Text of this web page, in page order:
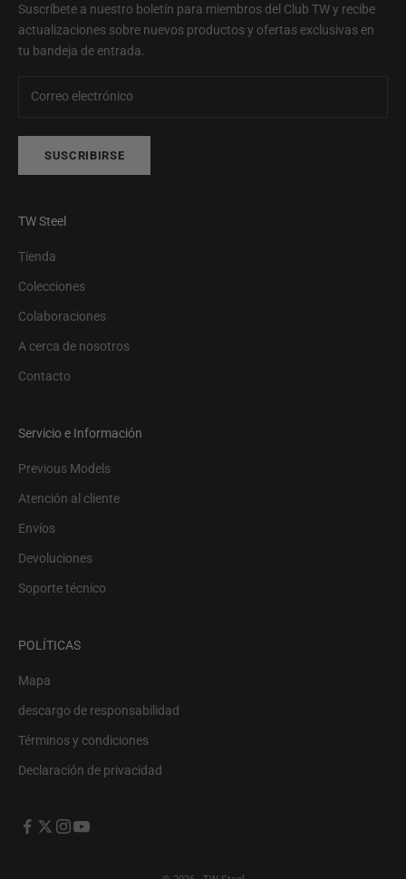
Suscríbete a nuestro boletín para miembros del Club TW y recibe
actualizaciones sobre nuevos productos y ofertas exclusivas en
tu bandeja de entrada.
SUSCRIBIRSE
TW Steel
Tienda
Colecciones
Colaboraciones
A cerca de nosotros
Contacto
Servicio e Información
Previous Models
Atención al cliente
Envíos
Devoluciones
Soporte técnico
POLÍTICAS
Mapa
descargo de responsabilidad
Términos y condiciones
Declaración de privacidad